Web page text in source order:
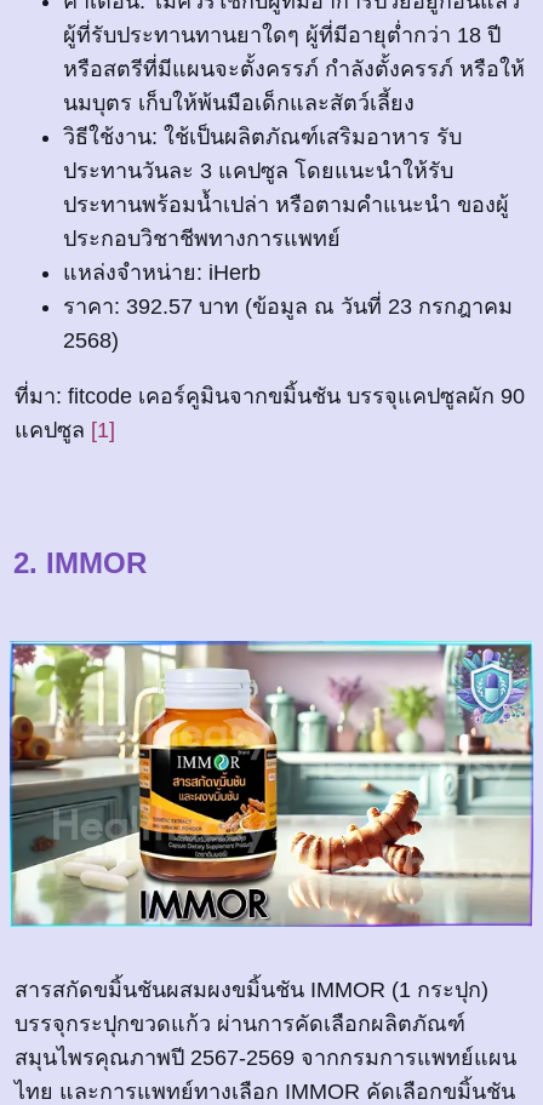
ผู้ที่รับประทานทานยาใดๆ ผู้ที่มีอายุต่ำกว่า 18 ปี
หรือสตรีที่มีแผนจะตั้งครรภ์ กำลังตั้งครรภ์ หรือให้
นมบุตร เก็บให้พ้นมือเด็กและสัตว์เลี้ยง
วิธีใช้งาน: ใช้เป็นผลิตภัณฑ์เสริมอาหาร รับ
ประทานวันละ 3 แคปซูล โดยแนะนำให้รับ
ประทานพร้อมน้ำเปล่า หรือตามคำแนะนำ ของผู้
ประกอบวิชาชีพทางการแพทย์
แหล่งจำหน่าย: iHerb
ราคา: 392.57 บาท (ข้อมูล ณ วันที่ 23 กรกฎาคม
2568)
ที่มา: fitcode เคอร์คูมินจากขมิ้นชัน บรรจุแคปซูลผัก 90
แคปซูล [1]
2. IMMOR
สารสกัดขมิ้นชันผสมผงขมิ้นชัน IMMOR (1 กระปุก)
บรรจุกระปุกขวดแก้ว ผ่านการคัดเลือกผลิตภัณฑ์
สมุนไพรคุณภาพปี 2567-2569 จากกรมการแพทย์แผน
ไทย และการแพทย์ทางเลือก IMMOR คัดเลือกขมิ้นชัน